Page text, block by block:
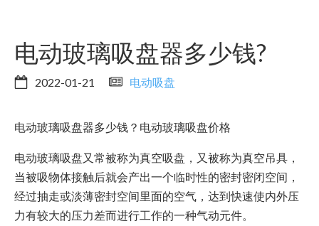
电动玻璃吸盘器多少钱?
2022-01-21 电动吸盘
电动玻璃吸盘器多少钱？电动玻璃吸盘价格
电动玻璃吸盘又常被称为真空吸盘，又被称为真空吊具，
当被吸物体接触后就会产出一个临时性的密封密闭空间，
经过抽走或淡薄密封空间里面的空气，达到快速使内外压
力有较大的压力差而进行工作的一种气动元件。